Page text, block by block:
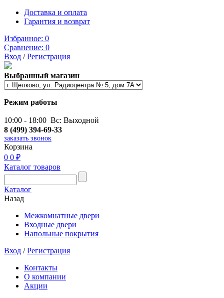
Доставка и оплата
Гарантия и возврат
Избранное: 0
Сравнение: 0
Вход /Регистрация
Выбранный магазин
Режим работы
10:00 - 18:00 Вс: Выходной
8 (499) 394-69-33
заказать звонок
Корзина
0 0 ₽
Каталог товаров
Каталог
Назад
Межкомнатные двери
Входные двери
Напольные покрытия
Вход /Регистрация
Контакты
О компании
Акции